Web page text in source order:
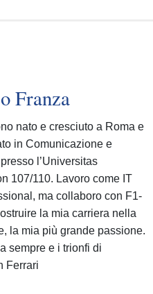
Franza
nato e cresciuto a Roma e
in Comunicazione e
l’Universitas
107/110. Lavoro come IT
ma collaboro con F1-
la mia carriera nella
la mia più grande passione.
sempre e i trionfi di
Ferrari